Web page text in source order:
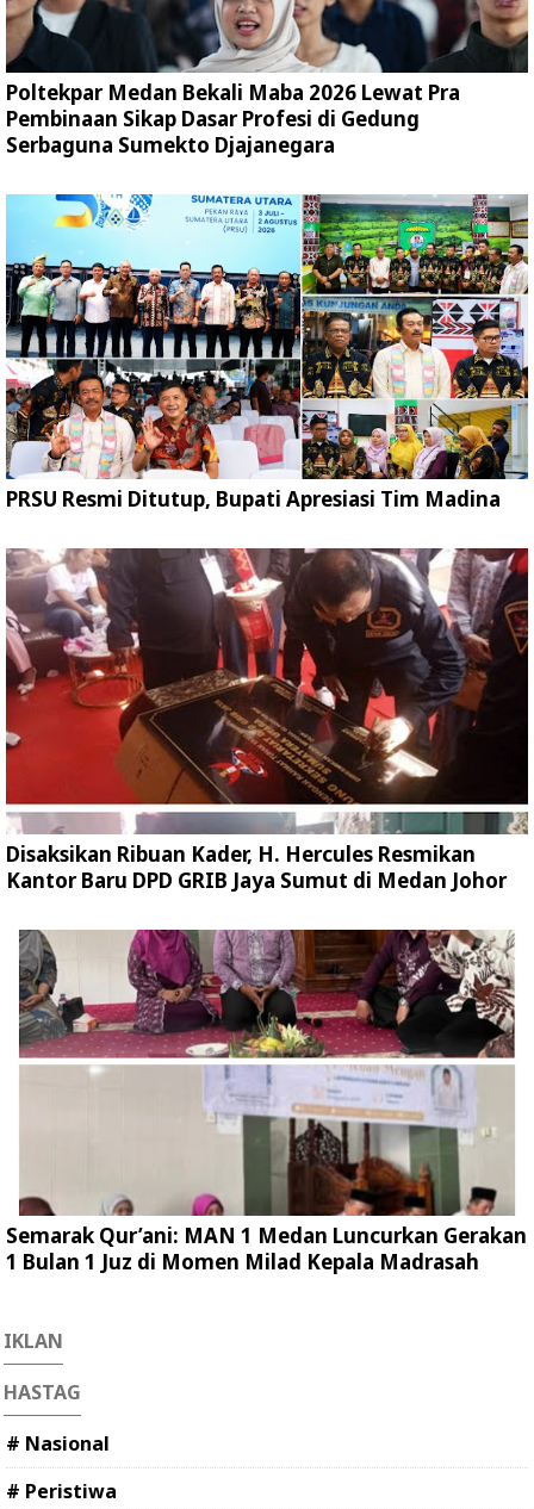
Poltekpar Medan Bekali Maba 2026 Lewat Pra
Pembinaan Sikap Dasar Profesi di Gedung
Serbaguna Sumekto Djajanegara
PRSU Resmi Ditutup, Bupati Apresiasi Tim Madina
Disaksikan Ribuan Kader, H. Hercules Resmikan
Kantor Baru DPD GRIB Jaya Sumut di Medan Johor
Semarak Qur’ani: MAN 1 Medan Luncurkan Gerakan
1 Bulan 1 Juz di Momen Milad Kepala Madrasah
IKLAN
HASTAG
# Nasional
# Peristiwa